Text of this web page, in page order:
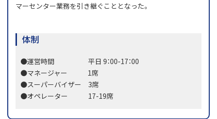
マーセンター業務を引き継ぐこととなった。
体制
●運営時間 平日 9：00-17：00
●マネージャー 1席
●スーパーバイザー 3席
●オペレーター 17-19席